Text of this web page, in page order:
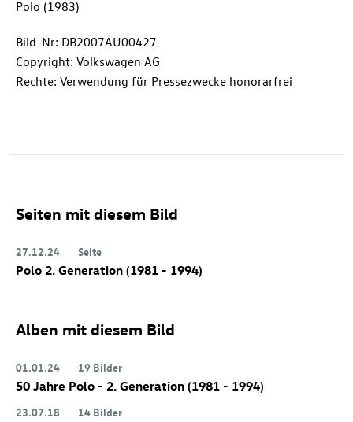
Polo (1983)
Bild-Nr: DB2007AU00427
Copyright: Volkswagen AG
Rechte: Verwendung für Pressezwecke honorarfrei
Seiten mit diesem Bild
27.12.24 Seite
Polo 2. Generation (1981 - 1994)
Alben mit diesem Bild
01.01.24 19 Bilder
50 Jahre Polo - 2. Generation (1981 - 1994)
23.07.18 14 Bilder